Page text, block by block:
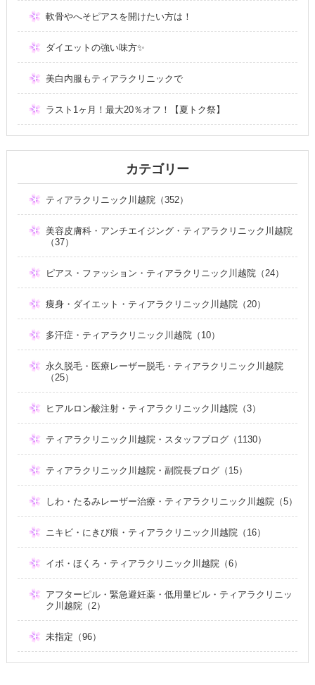
軟骨やへそピアスを開けたい方は！
ダイエットの強い味方✨
美白内服もティアラクリニックで
ラスト1ヶ月！最大20％オフ！【夏トク祭】
カテゴリー
ティアラクリニック川越院（352）
美容皮膚科・アンチエイジング・ティアラクリニック川越院
（37）
ピアス・ファッション・ティアラクリニック川越院（24）
痩身・ダイエット・ティアラクリニック川越院（20）
多汗症・ティアラクリニック川越院（10）
永久脱毛・医療レーザー脱毛・ティアラクリニック川越院
（25）
ヒアルロン酸注射・ティアラクリニック川越院（3）
ティアラクリニック川越院・スタッフブログ（1130）
ティアラクリニック川越院・副院長ブログ（15）
しわ・たるみレーザー治療・ティアラクリニック川越院（5）
ニキビ・にきび痕・ティアラクリニック川越院（16）
イボ・ほくろ・ティアラクリニック川越院（6）
アフターピル・緊急避妊薬・低用量ピル・ティアラクリニッ
ク川越院（2）
未指定（96）